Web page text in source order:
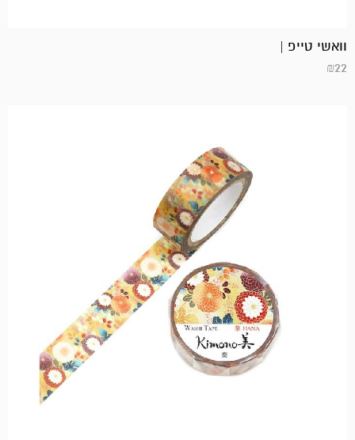
וואשי טייפ |
₪22